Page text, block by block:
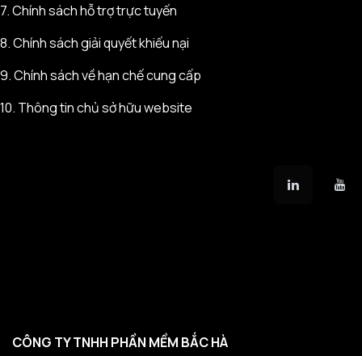
7.Chính sách hỗ trợ trực tuyến
8.Chính sách giải quyết khiếu nại
9.Chính sách về hạn chế cung cấp
10. Thông tin chủ sở hữu website
CÔNG TY TNHH PHẦN MỀM BẮC HÀ